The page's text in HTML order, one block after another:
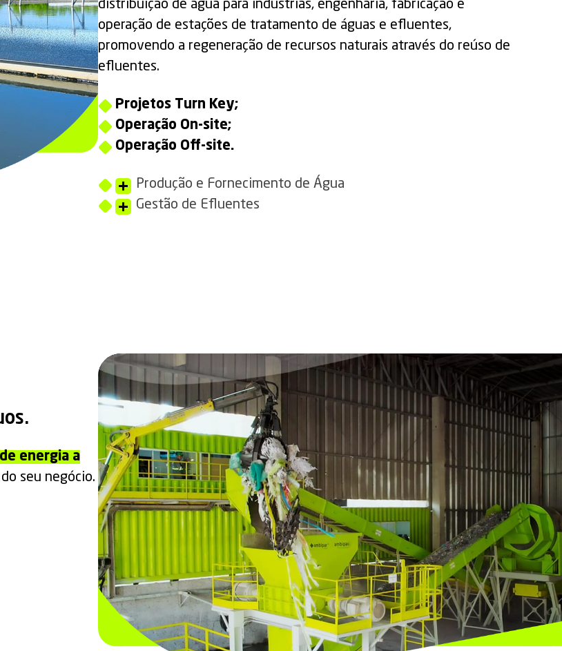
distribuição de água para indústrias, engenharia, fabricação e
operação de estações de tratamento de águas e efluentes,
promovendo a regeneração de recursos naturais através do reúso de
efluentes.
Projetos Turn Key;
Operação On-site;
Operação Off-site.
Produção e Fornecimento de Água
Gestão de Efluentes
energia a
seu negócio.